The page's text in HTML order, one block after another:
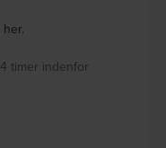
timer indenfor